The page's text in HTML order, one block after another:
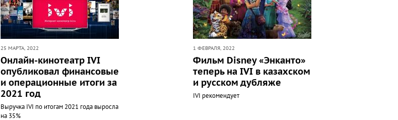
25 МАРТА, 2022
Онлайн-кинотеатр IVI
опубликовал финансовые
и операционные итоги за
2021 год
Выручка IVI по итогам 2021 года выросла
на 35%
1 ФЕВРАЛЯ, 2022
Фильм Disney «Энканто»
теперь на IVI в казахском
и русском дубляже
IVI рекомендует